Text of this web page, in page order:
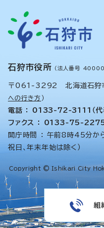
石狩市役所 （法人番号
〒061-3292 北海道石狩
への行き方 ）
電話 ： 0133-72-3111（代
ファクス ： 0133-75-
開庁時間 ： 午前8時45分か
祝日、年末年始は除く）
Copyright © Ishikari City
組